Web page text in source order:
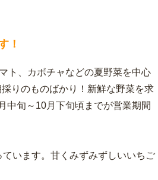
！
ト、カボチャなどの夏野菜を中心
りのものばかり！新鮮な野菜を求
中旬～10月下旬頃までが営業期間
います。甘くみずみずしいいちご